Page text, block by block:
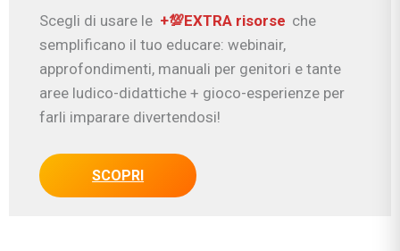
Scegli di usare le +💯EXTRA risorse che
semplificano il tuo educare: webinair,
approfondimenti, manuali per genitori e tante
aree ludico-didattiche + gioco-esperienze per
farli imparare divertendosi!
SCOPRI